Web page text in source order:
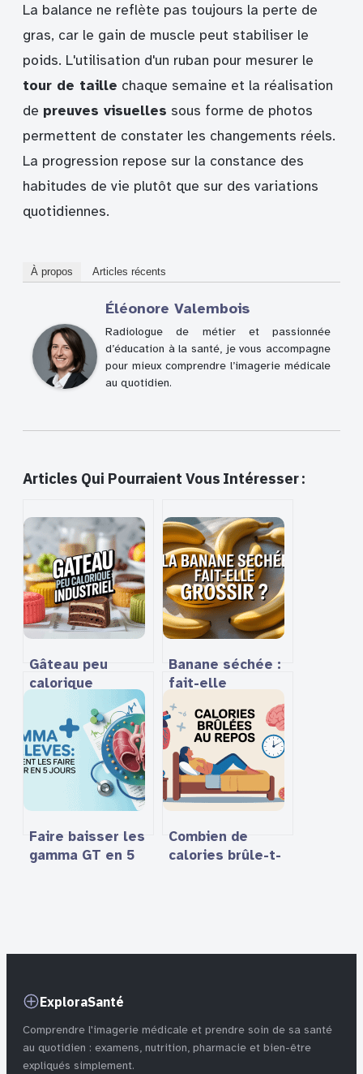
La balance ne reflète pas toujours la perte de
gras, car le gain de muscle peut stabiliser le
poids. L'utilisation d'un ruban pour mesurer le
tour de taille chaque semaine et la réalisation
de preuves visuelles sous forme de photos
permettent de constater les changements réels.
La progression repose sur la constance des
habitudes de vie plutôt que sur des variations
quotidiennes.
À propos Articles récents
Éléonore Valembois
Radiologue de métier et passionnée
d’éducation à la santé, je vous accompagne
pour mieux comprendre l’imagerie médicale
au quotidien.
Articles Qui Pourraient Vous Intéresser :
Gâteau peu
calorique
comment choisir
sans se tromper
Banane séchée :
fait-elle
vraiment grossir
ou peut-on en
consommer sans
risque ?
Faire baisser les
gamma GT en 5
Combien de
calories brûle-t-
ExploraSanté
Comprendre l'imagerie médicale et prendre soin de sa santé
au quotidien : examens, nutrition, pharmacie et bien-être
expliqués simplement.